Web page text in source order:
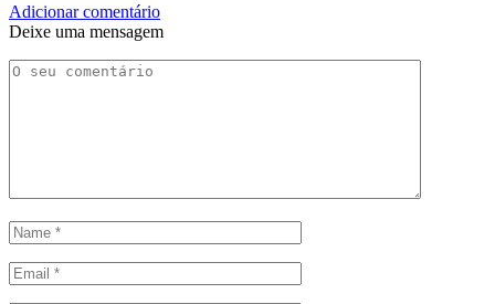
Adicionar comentário
Deixe uma mensagem